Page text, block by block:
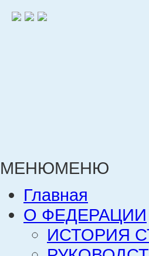
МЕНЮМЕНЮ
Главная
О ФЕДЕРАЦИИ
ИСТОРИЯ